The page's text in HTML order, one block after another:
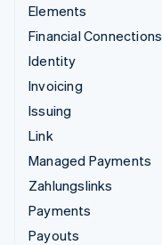
Elements
Financial Connections
Identity
Invoicing
Issuing
Link
Managed Payments
Zahlungslinks
Payments
Payouts